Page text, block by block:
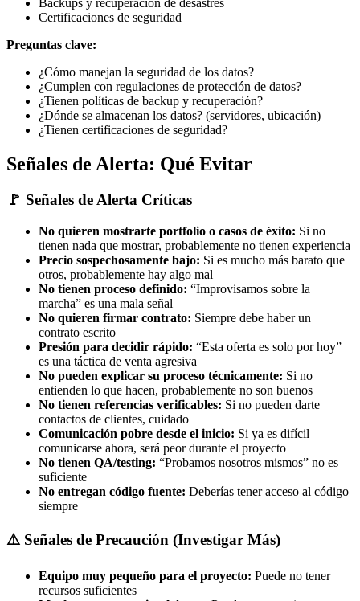
Backups y recuperación de desastres
Certificaciones de seguridad
Preguntas clave:
¿Cómo manejan la seguridad de los datos?
¿Cumplen con regulaciones de protección de datos?
¿Tienen políticas de backup y recuperación?
¿Dónde se almacenan los datos? (servidores, ubicación)
¿Tienen certificaciones de seguridad?
Señales de Alerta: Qué Evitar
🚩 Señales de Alerta Críticas
No quieren mostrarte portfolio o casos de éxito: Si no
tienen nada que mostrar, probablemente no tienen experiencia
Precio sospechosamente bajo: Si es mucho más barato que
otros, probablemente hay algo mal
No tienen proceso definido: “Improvisamos sobre la
marcha” es una mala señal
No quieren firmar contrato: Siempre debe haber un
contrato escrito
Presión para decidir rápido: “Esta oferta es solo por hoy”
es una táctica de venta agresiva
No pueden explicar su proceso técnicamente: Si no
entienden lo que hacen, probablemente no son buenos
No tienen referencias verificables: Si no pueden darte
contactos de clientes, cuidado
Comunicación pobre desde el inicio: Si ya es difícil
comunicarse ahora, será peor durante el proyecto
No tienen QA/testing: “Probamos nosotros mismos” no es
suficiente
No entregan código fuente: Deberías tener acceso al código
siempre
⚠️ Señales de Precaución (Investigar Más)
Equipo muy pequeño para el proyecto: Puede no tener
recursos suficientes